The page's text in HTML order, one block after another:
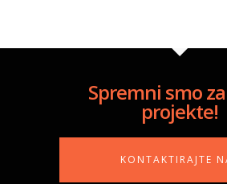
Spremni smo
projekte!
KONTAKTIRAJTE